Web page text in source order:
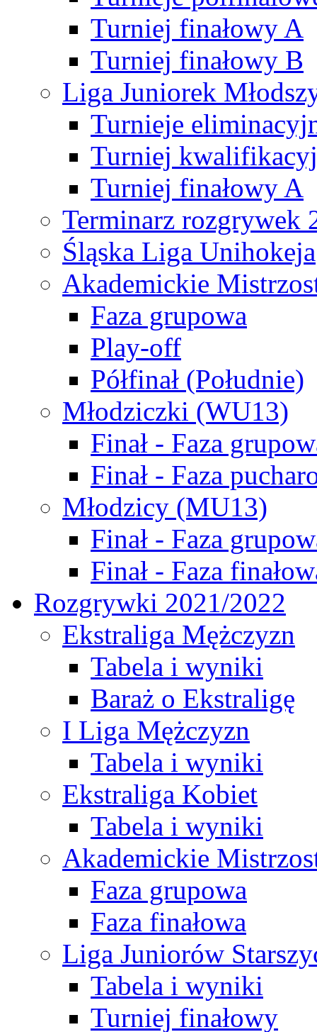
Turniej finałowy A
Turniej finałowy B
Liga Juniorek
Turnieje
Turniej
Turniej finałowy A
Terminarz rozgrywek
Śląska Liga Unihokeja
Akademickie
Faza grupowa
Play-off
Półfinał (Południe)
Młodziczki (WU13)
Finał - Faza
Finał - Faza
Młodzicy (MU13)
Finał - Faza
Finał - Faza
Rozgrywki 2021/2022
Ekstraliga Mężczyzn
Tabela i wyniki
Baraż o Ekstraligę
I Liga Mężczyzn
Tabela i wyniki
Ekstraliga Kobiet
Tabela i wyniki
Akademickie
Faza grupowa
Faza finałowa
Liga Juniorów
Tabela i wyniki
Turniej finałowy